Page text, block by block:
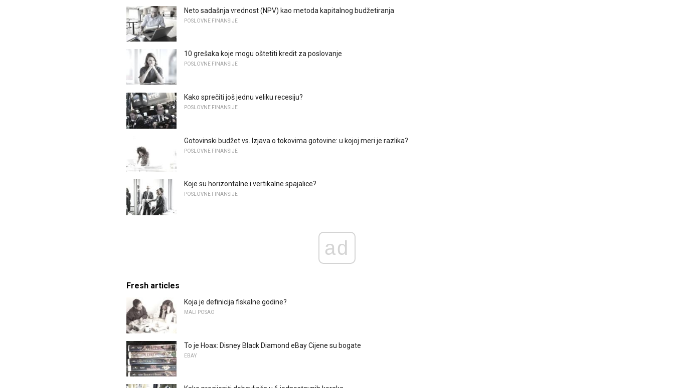
Neto sadašnja vrednost (NPV) kao metoda kapitalnog budžetiranja
POSLOVNE FINANSIJE
10 grešaka koje mogu oštetiti kredit za poslovanje
POSLOVNE FINANSIJE
Kako sprečiti još jednu veliku recesiju?
POSLOVNE FINANSIJE
Gotovinski budžet vs. Izjava o tokovima gotovine: u kojoj meri je razlika?
POSLOVNE FINANSIJE
Koje su horizontalne i vertikalne spajalice?
POSLOVNE FINANSIJE
ad
Fresh articles
Koja je definicija fiskalne godine?
MALI POSAO
To je Hoax: Disney Black Diamond eBay Cijene su bogate
EBAY